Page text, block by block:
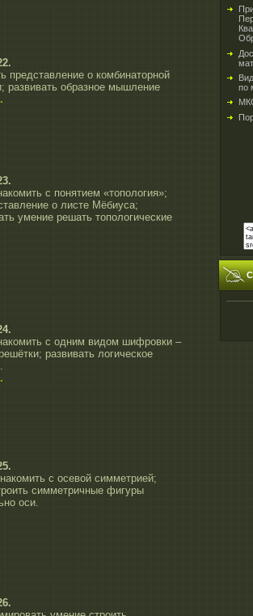
представление о комбинаторной
развивать образное мышление
с понятием «топология»;
о листе Мёбиуса;
умение решать топологические
с одним видом шифровки –
развивать логическое
с осевой симметрией;
симметричные фигуры
оси.
по